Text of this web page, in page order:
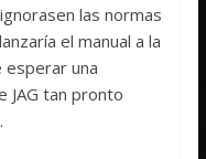
las normas
el manual a la
esperar una
JAG tan pronto